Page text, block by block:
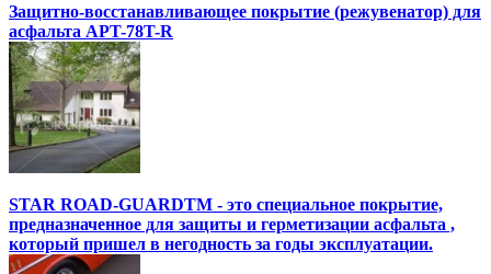
Защитно-восстанавливающее покрытие (режувенатор) для
асфальта APT-78T-R
STAR ROAD-GUARDTM - это специальное покрытие,
предназначенное для защиты и герметизации асфальта ,
который пришел в негодность за годы эксплуатации.